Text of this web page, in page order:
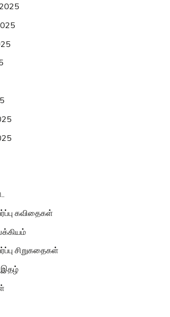
கவிதைகள்
சிறுகதைகள்
இதழ்